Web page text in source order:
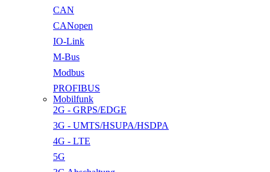
CAN
CANopen
IO-Link
M-Bus
Modbus
PROFIBUS
Mobilfunk
2G - GRPS/EDGE
3G - UMTS/HSUPA/HSDPA
4G - LTE
5G